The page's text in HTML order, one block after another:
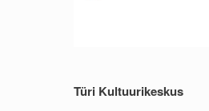
Türi Kultuurikeskus